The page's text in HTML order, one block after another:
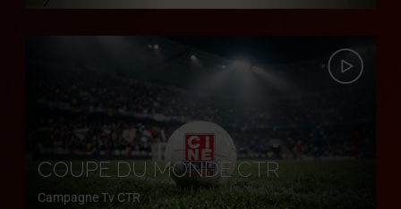
COUPE DU MONDE CTR
Campagne Tv CTR